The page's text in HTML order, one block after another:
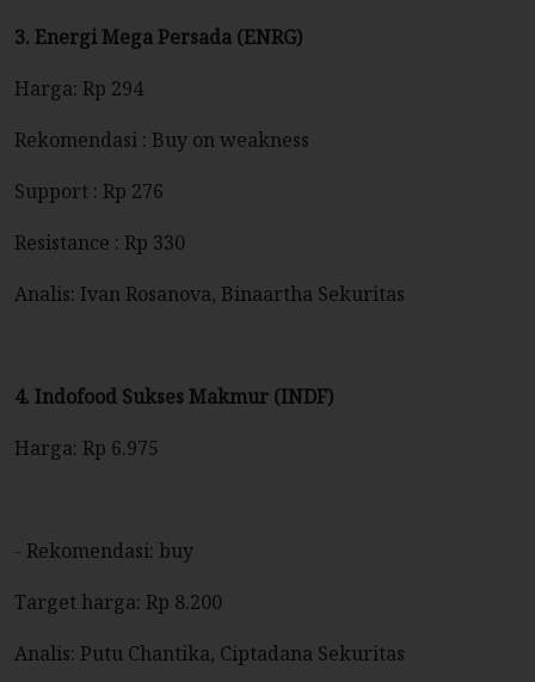
3. Energi Mega Persada (ENRG)
Harga: Rp 294
Rekomendasi : Buy on weakness
Support : Rp 276
Resistance : Rp 330
Analis: Ivan Rosanova, Binaartha Sekuritas
4. Indofood Sukses Makmur (INDF)
Harga: Rp 6.975
- Rekomendasi: buy
Target harga: Rp 8.200
Analis: Putu Chantika, Ciptadana Sekuritas